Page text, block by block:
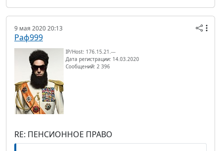
9 мая 2020 20:13
Раф999
IP/Host: 176.15.21.---
Дата регистрации: 14.03.2020
Сообщений: 2 396
RE: ПЕНСИОННОЕ ПРАВО